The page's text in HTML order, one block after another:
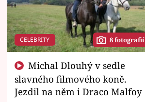
CELEBRITY 8 fotografií
slavného filmového koně.
Jezdil na něm i Draco Malfoy